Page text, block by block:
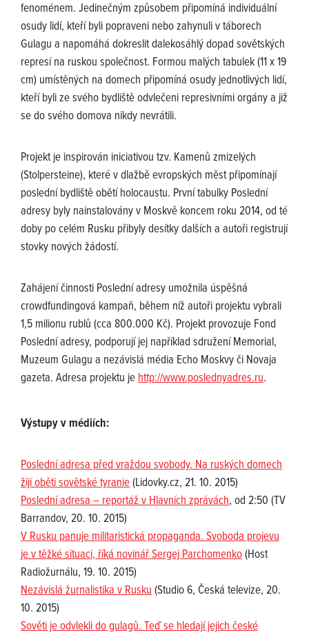
fenoménem. Jedinečným způsobem připomíná individuální
osudy lidí, kteří byli popraveni nebo zahynuli v táborech
Gulagu a napomáhá dokreslit dalekosáhlý dopad sovětských
represí na ruskou společnost. Formou malých tabulek (11 x 19
cm) umístěných na domech připomíná osudy jednotlivých lidí,
kteří byli ze svého bydliště odvlečeni represivními orgány a již
se do svého domova nikdy nevrátili.
Projekt je inspirován iniciativou tzv. Kamenů zmizelých
(Stolpersteine), které v dlažbě evropských měst připomínají
poslední bydliště obětí holocaustu. První tabulky Poslední
adresy byly nainstalovány v Moskvě koncem roku 2014, od té
doby po celém Rusku přibyly desítky dalších a autoři registrují
stovky nových žádostí.
Zahájení činnosti Poslední adresy umožnila úspěšná
crowdfundingová kampaň, během níž autoři projektu vybrali
1,5 milionu rublů (cca 800.000 Kč). Projekt provozuje Fond
Poslední adresy, podporují jej například sdružení Memorial,
Muzeum Gulagu a nezávislá média Echo Moskvy či Novaja
gazeta. Adresa projektu jehttp://www.poslednyadres.ru.
Výstupy v médiích:
Poslední adresa před vraždou svobody. Na ruských domech
žijí oběti sovětské tyranie(Lidovky.cz, 21. 10. 2015)
Poslední adresa – reportáž v Hlavních zprávách, od 2:50 (TV
Barrandov, 20. 10. 2015)
V Rusku panuje militaristická propaganda. Svoboda projevu
je v těžké situaci, říká novinář Sergej Parchomenko(Host
Radiožurnálu, 19. 10. 2015)
Nezávislá žurnalistika v Rusku(Studio 6, Česká televize, 20.
10. 2015)
Sověti je odvlekli do gulagů. Teď se hledají jejich české